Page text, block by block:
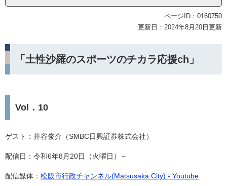
ページID：0160750
更新日：2024年8月20日更新
「土性沙羅のスポーツのチカラ応援ch」
Vol．10
ゲスト：井谷俊介（SMBC日興証券株式会社）
配信日：令和6年8月20日（火曜日）～
配信媒体： 松阪市行政チャンネル(Matsusaka City) - Youtube